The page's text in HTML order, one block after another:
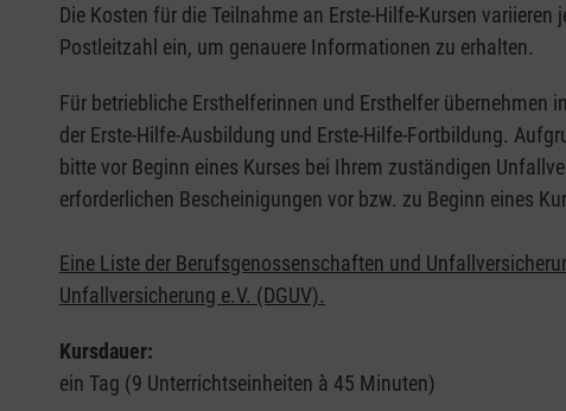
Die Kosten für die Teilnahme an Erste-Hilfe-Kursen
Postleitzahl ein, um genauere Informationen zu erhalten.
Für betriebliche Ersthelferinnen und Ersthelfer übernehmen
der Erste-Hilfe-Ausbildung und Erste-Hilfe-Fortbildung.
bitte vor Beginn eines Kurses bei Ihrem zuständigen
erforderlichen Bescheinigungen vor bzw. zu Beginn eines
Eine Liste der Berufsgenossenschaften und
Unfallversicherung e.V. (DGUV).
Kursdauer:
ein Tag (9 Unterrichtseinheiten à 45 Minuten)